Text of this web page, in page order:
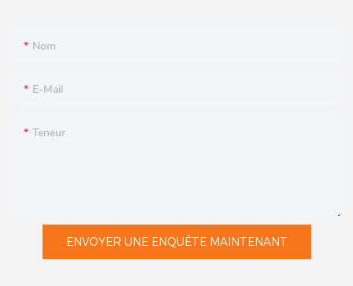
Nom
E-Mail
Teneur
ENVOYER UNE ENQUÊTE MAINTENANT